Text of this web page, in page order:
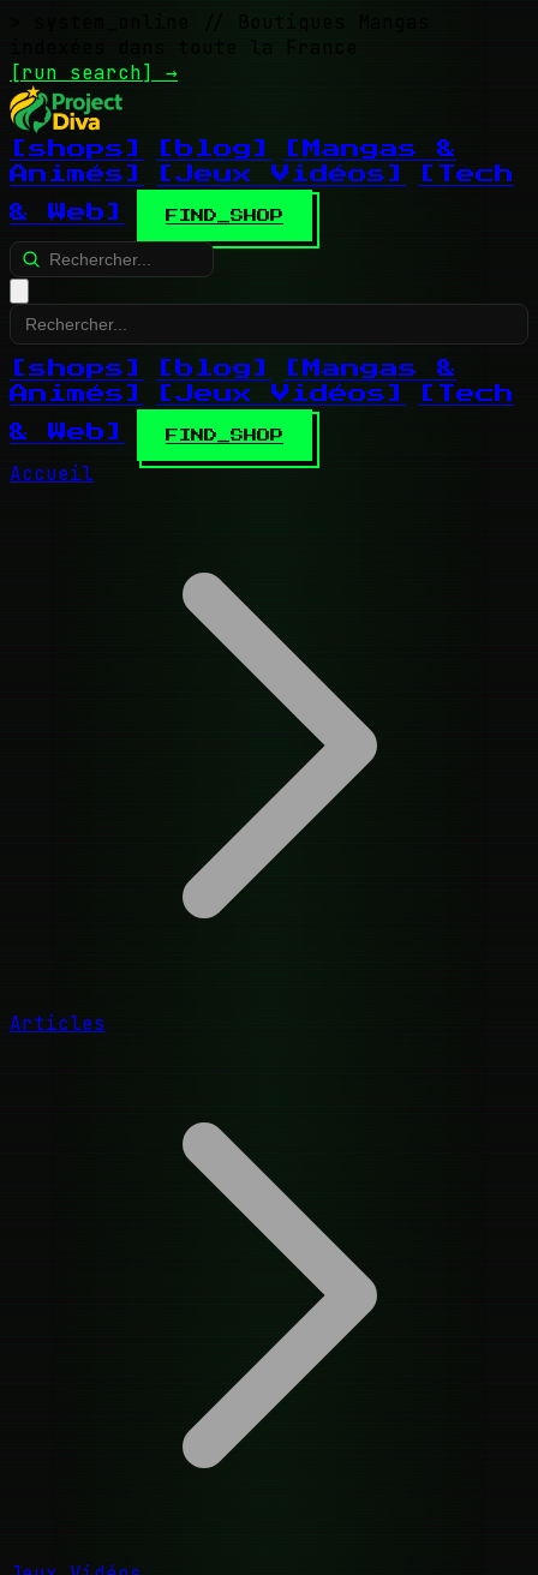
// Boutiques Mangas
indexées dans toute la France
[run search] →
[shops] [blog]
[Mangas &
Animés]
[Jeux Vidéos]
[Tech
& Web]
FIND_SHOP
[shops] [blog]
[Mangas &
Animés]
[Jeux Vidéos]
[Tech
& Web]
FIND_SHOP
Accueil
Articles